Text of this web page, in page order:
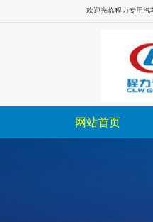
欢迎光临程力专用汽
网站首页